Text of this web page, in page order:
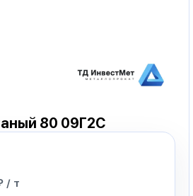
80 09Г2С
/ т